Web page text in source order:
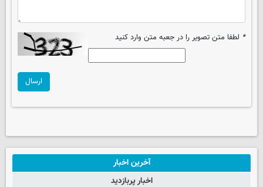
* لطفا متن تصویر را در جعبه متن وارد کنید
ارسال
آخرین اخبار
اخبار پربازدید